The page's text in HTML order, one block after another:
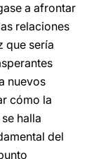
a afrontar
relaciones
que sería
nuevos
cómo la
halla
del